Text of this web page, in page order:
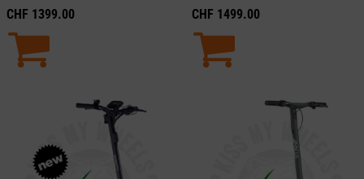
CHF 1399.00
CHF 1499.00